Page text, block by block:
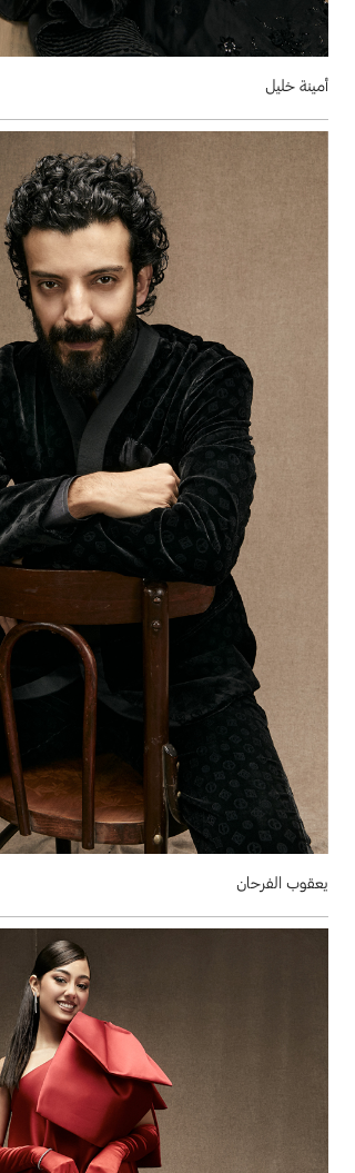
أمينة خليل
يعقوب الفرحان